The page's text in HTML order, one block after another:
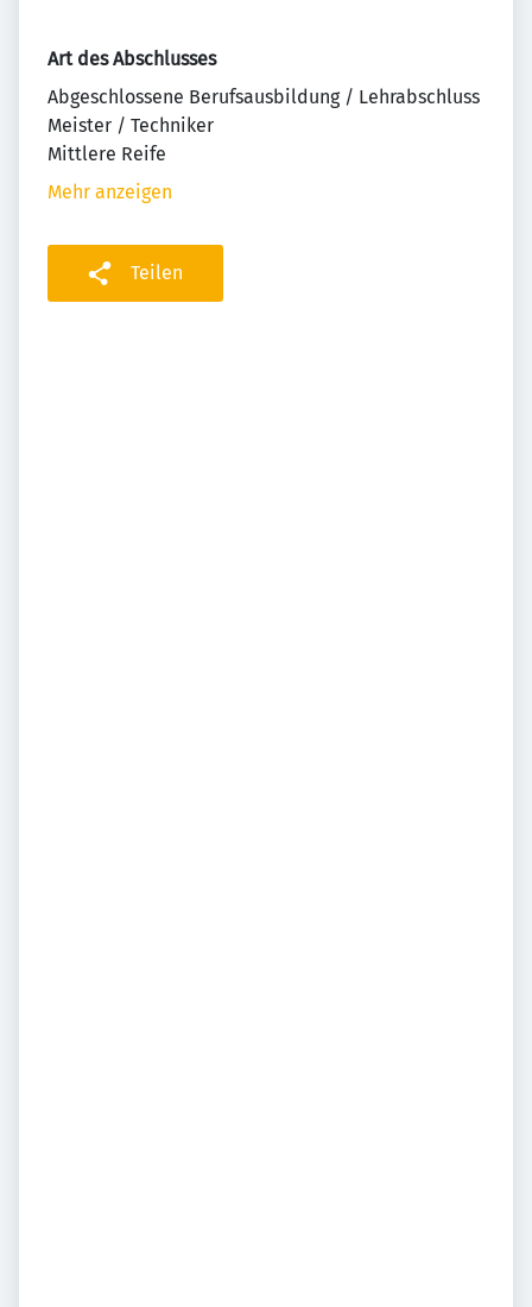
Art des Abschlusses
Abgeschlossene Berufsausbildung / Lehrabschluss
Meister / Techniker
Mittlere Reife
Mehr anzeigen
Teilen